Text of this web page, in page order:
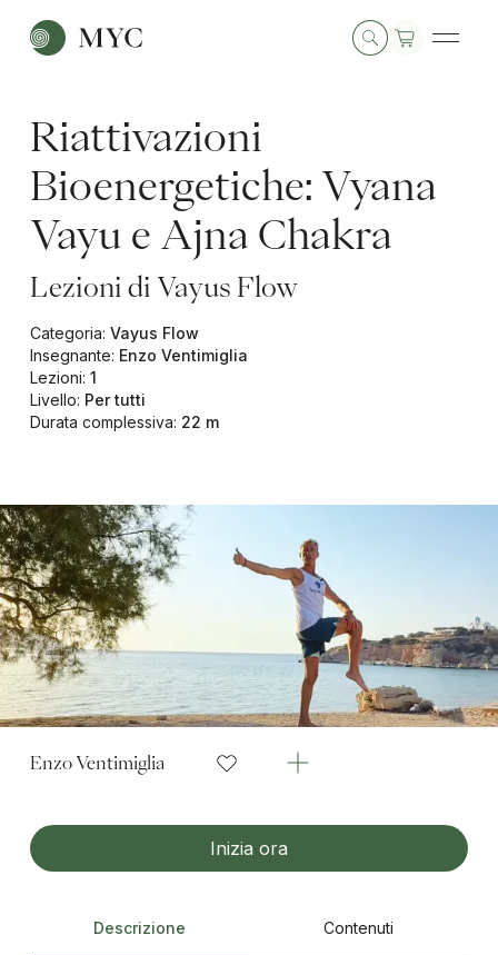
Riattivazioni
Bioenergetiche: Vyana
Vayu e Ajna Chakra
Lezioni di Vayus Flow
Categoria: Vayus Flow
Insegnante: Enzo Ventimiglia
Lezioni: 1
Livello: Per tutti
Durata complessiva: 22 m
Enzo Ventimiglia
Inizia ora
Descrizione Contenuti